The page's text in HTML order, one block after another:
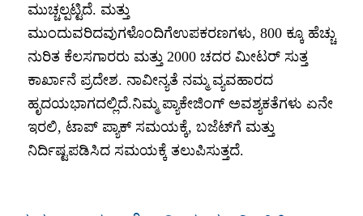
ಮುಚ್ಚಲ್ಪಟ್ಟಿದೆ. ಮತ್ತು
ಮುಂದುವರಿದವುಗಳೊಂದಿಗೆಉಪಕರಣಗಳು, 800 ಕ್ಕೂ ಹೆಚ್ಚು
ನುರಿತ ಕೆಲಸಗಾರರು ಮತ್ತು 2000 ಚದರ ಮೀಟರ್ ಸುತ್ತ
ಕಾರ್ಖಾನೆ ಪ್ರದೇಶ. ನಾವೀನ್ಯತೆ ನಮ್ಮ ವ್ಯವಹಾರದ
ಹೃದಯಭಾಗದಲ್ಲಿದೆ.ನಿಮ್ಮ ಪ್ಯಾಕೇಜಿಂಗ್ ಅವಶ್ಯಕತೆಗಳು ಏನೇ
ಇರಲಿ, ಟಾಪ್ ಪ್ಯಾಕ್ ಸಮಯಕ್ಕೆ, ಬಜೆಟ್‌ಗೆ ಮತ್ತು
ನಿರ್ದಿಷ್ಟಪಡಿಸಿದ ಸಮಯಕ್ಕೆ ತಲುಪಿಸುತ್ತದೆ.